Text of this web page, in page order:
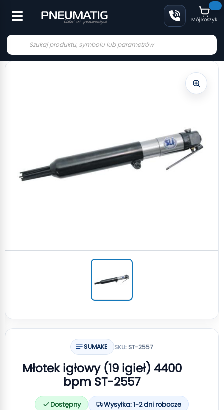
Mój koszyk
SUMAKE SKU:ST-2557
Młotek igłowy (19 igieł) 4400
bpm ST-2557
Dostępny Wysyłka: 1-2 dni robocze